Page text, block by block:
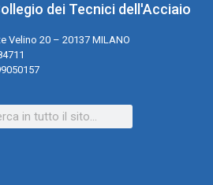
dei Tecnici dell'Acciaio
Velino 20 – 20137 MILANO